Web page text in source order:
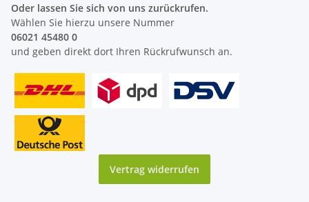
Oder lassen Sie sich von uns zurückrufen.
Wählen Sie hierzu unsere Nummer
06021 45480 0
und geben direkt dort Ihren Rückrufwunsch an.
Vertrag widerrufen